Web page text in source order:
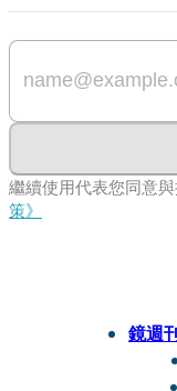
繼續使用代表您同意
策》
鏡週